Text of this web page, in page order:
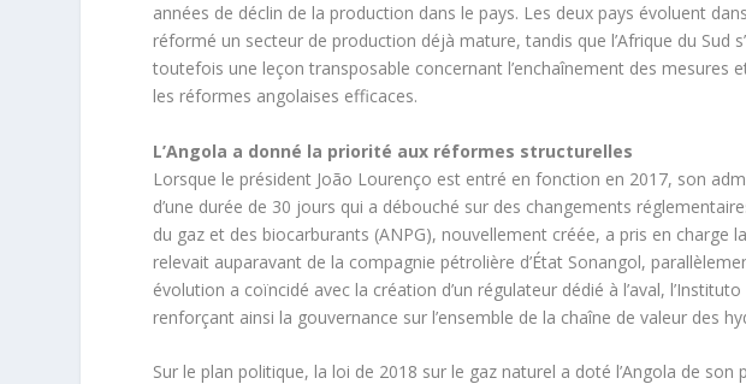
années de déclin de la production dans le pays. Les deux pays évoluent
réformé un secteur de production déjà mature, tandis que l’Afrique du Sud
toutefois une leçon transposable concernant l’enchaînement des mesures
les réformes angolaises efficaces.
L’Angola a donné la priorité aux réformes structurelles
Lorsque le président João Lourenço est entré en fonction en 2017, son
d’une durée de 30 jours qui a débouché sur des changements
du gaz et des biocarburants (ANPG), nouvellement créée, a pris en charge
relevait auparavant de la compagnie pétrolière d’État Sonangol,
évolution a coïncidé avec la création d’un régulateur dédié à l’aval,
renforçant ainsi la gouvernance sur l’ensemble de la chaîne de valeur des
Sur le plan politique, la loi de 2018 sur le gaz naturel a doté l’Angola de